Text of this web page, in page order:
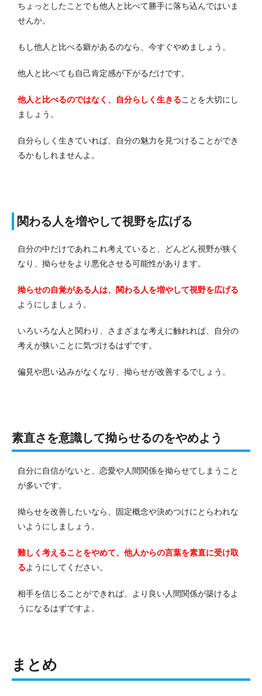
ちょっとしたことでも他人と比べて勝手に落ち込んではいま
せんか。
もし他人と比べる癖があるのなら、今すぐやめましょう。
他人と比べても自己肯定感が下がるだけです。
他人と比べるのではなく、自分らしく生きることを大切にし
ましょう。
自分らしく生きていれば、自分の魅力を見つけることができ
るかもしれませんよ。
関わる人を増やして視野を広げる
自分の中だけであれこれ考えていると、どんどん視野が狭く
なり、拗らせをより悪化させる可能性があります。
拗らせの自覚がある人は、関わる人を増やして視野を広げる
ようにしましょう。
いろいろな人と関わり、さまざまな考えに触れれば、自分の
考えが狭いことに気づけるはずです。
偏見や思い込みがなくなり、拗らせが改善するでしょう。
素直さを意識して拗らせるのをやめよう
自分に自信がないと、恋愛や人間関係を拗らせてしまうこと
が多いです。
拗らせを改善したいなら、固定概念や決めつけにとらわれな
いようにしましょう。
難しく考えることをやめて、他人からの言葉を素直に受け取
るようにしてください。
相手を信じることができれば、より良い人間関係が築けるよ
うになるはずですよ。
まとめ